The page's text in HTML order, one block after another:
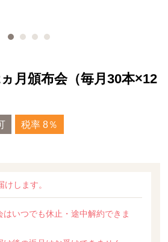
月頒布会（毎月30本×12
税率 8％
します。
はいつでも休止・途中解約できま